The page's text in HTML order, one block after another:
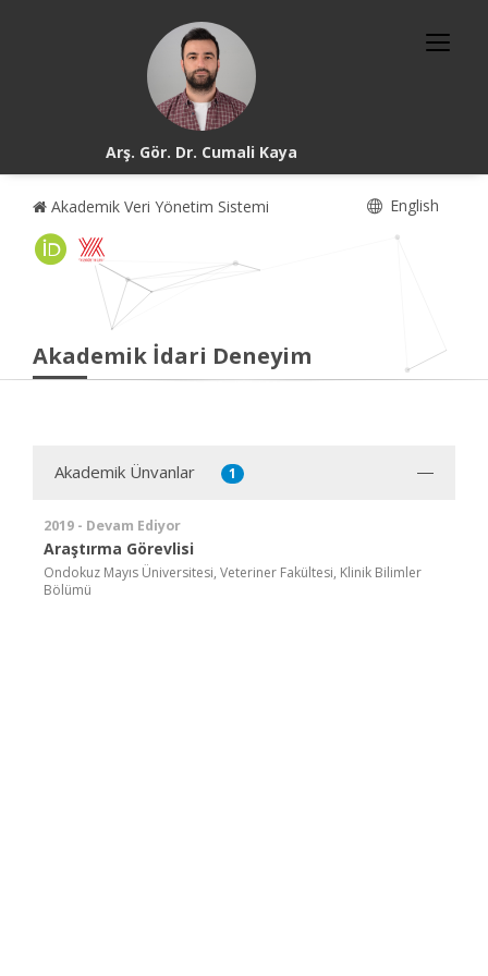
Arş. Gör. Dr. Cumali Kaya
Akademik Veri Yönetim Sistemi English
Akademik İdari Deneyim
Akademik Ünvanlar 1
2019 - Devam Ediyor
Araştırma Görevlisi
Ondokuz Mayıs Üniversitesi, Veteriner Fakültesi, Klinik Bilimler
Bölümü